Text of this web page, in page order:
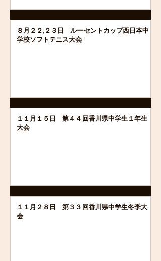
８月２２,２３日 ルーセントカップ西日本中
学校ソフトテニス大会
１１月１５日 第４４回香川県中学生１年生
大会
１１月２８日 第３３回香川県中学生冬季大
会